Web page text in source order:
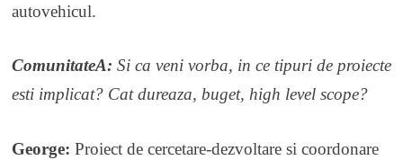
autovehicul.
ComunitateA: Si ca veni vorba, in ce tipuri de proiecte
esti implicat? Cat dureaza, buget, high level scope?
George: Proiect de cercetare-dezvoltare si coordonare